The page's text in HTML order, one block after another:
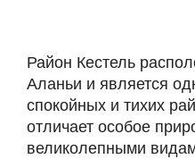
Район Кестель
Аланьи и является
спокойных и тихих
отличает особое
великолепными